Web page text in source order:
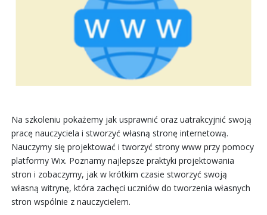
Na szkoleniu pokażemy jak usprawnić oraz uatrakcyjnić swoją
pracę nauczyciela i stworzyć własną stronę internetową.
Nauczymy się projektować i tworzyć strony www przy pomocy
platformy Wix. Poznamy najlepsze praktyki projektowania
stron i zobaczymy, jak w krótkim czasie stworzyć swoją
własną witrynę, która zachęci uczniów do tworzenia własnych
stron wspólnie z nauczycielem.